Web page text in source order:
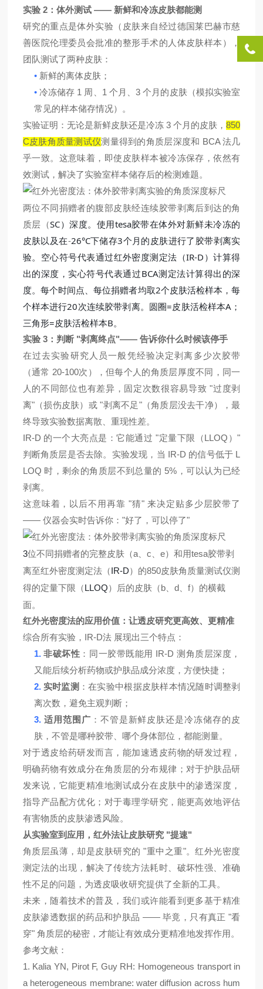
实验2：体外测试 —— 新鲜和冷冻皮肤都能测
研究的重点是体外实验（ 皮肤来自经过德国莱巴赫市慈
善医院伦理委员会批准的整形手术的人体皮肤样本），
团队测试了两种皮肤：
• 新鲜的离体皮肤；
• 冷冻储存 1 周、 1 个月、3个月的皮肤（模拟实验室
常见的样本储存情况）。
实验证明 ：无论是新鲜皮肤还是冷冻 3个月的皮肤，850
C皮肤角质量测试仪测量得到 的角质层深度和 BCA法几
乎一致。这意味着，即使皮肤样本被冷冻保存，依然有
效测试，解决了实验室样本储存后的检测难题。
两位不同捐赠者的腹部皮肤经连续胶带剥离后到达的角
质层（SC）深度。使用tesa胶带在体外对新鲜未冷冻的
皮肤以及在-26°C下储存3个月的皮肤进行了胶带剥离实
验。空心符号代表通过红外密度测定法（IR-D）计算得
出的深度，实心符号代表通过BCA测定法计算得出的深
度。每个时间点、每位捐赠者均取2个皮肤活检样本，每
个样本进行20次连续胶带剥离。圆圈=皮肤活检样本A；
三角形=皮肤活检样本B。
实验3：判断 "剥离终点"—— 告诉你什么时候该停手
在过去实验研究人员一般凭经验决定剥离多少次胶带
（通常 20-100次 ），但每个人的角质层厚度不同，同一
人的不同部位也有差异，固定次数很容易导致 "过度剥
离"（损伤皮肤）或"剥离不足"（角质层没去干净） ，最
终导致实验数据离散、重现性差。
IR-D 的一个大亮点是：它能通过"定量下限（LLOQ ）"
判断角质层是否去除。实验发现，当 IR-D 的信号低于 L
LOQ 时，剩余的角质层不到总量的 5% ，可以认为已经
剥离。
这意味着，以后不用再靠 "猜" 来决定贴多少层胶带了
—— 仪器会实时告诉你： "好了， 可以停了"
3位不同捐赠者的完整皮肤（a、 c、 e）和用tesa胶带剥
离至红外密度测定法（IR-D） 的850皮肤角质量测试仪测
得的定量下限（LLOQ）后的皮肤（b、 d、 f）的横截
面。
红外光密度法的应用价值：让透皮研究更高效、更精准
综合所有实验， IR-D法 展现出三个特点 ：
1.非破坏性 ：同一胶带既能用 IR-D测角质层深度，
又能后续分析药物或护肤品成分浓度， 方便快捷 ；
2. 实时监测 ：在实验中根据皮肤样本情况随时调整剥
离次数 ，避免主观判断；
3. 适用范围广 ：不管是新鲜皮肤还是冷冻储存的皮
肤，不管是哪种胶带、哪个身体部位，都能测量。
对于透皮给药研发而言 ，能加速透皮药物的研发过程 ，
明确药物有效成分在角质层的分布规律 ； 对于护肤品研
发来说，它能更精准地测试成分在皮肤中的渗透深度，
指导产品配方优化；对于毒理学研究，能更高效地评估
有害物质的皮肤渗透风险。
从实验室到应用，红外法让皮肤研究"提速"
角质层虽薄，却是皮肤研究的 "重中之重"。红外光密度
测定法的出现，解决了传统方法耗时、破坏性强、准确
性不足的问题，为透皮吸收研究提供了全新的工具。
未来，随着技术的普及，我们或许能看到更多基于精准
皮肤渗透数据的药品和护肤品 ——毕竟，只有真正 "看
穿" 角质层的秘密，才能让有效成分更精准地发挥作用。
参考文献：
1. Kalia YN, Pirot F, Guy RH: Homogeneous transport in
a heterogeneous membrane: water diffusion across hum